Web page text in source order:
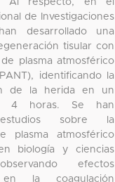
Al respecto, en el
de Investigaciones
desarrollado una
tisular con
plasma atmosférico
identificando la
de la herida en un
4 horas. Se han
sobre la
plasma atmosférico
biología y ciencias
efectos
en la coagulación